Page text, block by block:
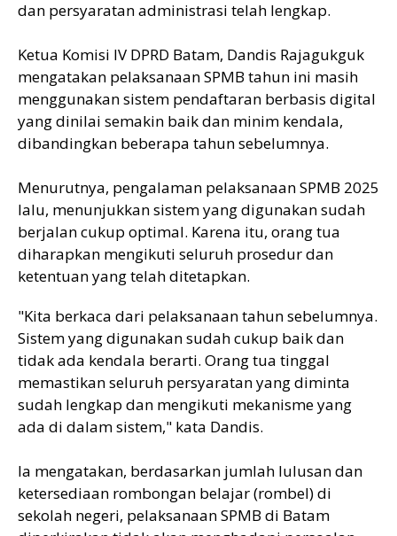
dan persyaratan administrasi telah lengkap.
Ketua Komisi IV DPRD Batam, Dandis Rajagukguk
mengatakan pelaksanaan SPMB tahun ini masih
menggunakan sistem pendaftaran berbasis digital
yang dinilai semakin baik dan minim kendala,
dibandingkan beberapa tahun sebelumnya.
Menurutnya, pengalaman pelaksanaan SPMB 2025
lalu, menunjukkan sistem yang digunakan sudah
berjalan cukup optimal. Karena itu, orang tua
diharapkan mengikuti seluruh prosedur dan
ketentuan yang telah ditetapkan.
"Kita berkaca dari pelaksanaan tahun sebelumnya.
Sistem yang digunakan sudah cukup baik dan
tidak ada kendala berarti. Orang tua tinggal
memastikan seluruh persyaratan yang diminta
sudah lengkap dan mengikuti mekanisme yang
ada di dalam sistem," kata Dandis.
Ia mengatakan, berdasarkan jumlah lulusan dan
ketersediaan rombongan belajar (rombel) di
sekolah negeri, pelaksanaan SPMB di Batam